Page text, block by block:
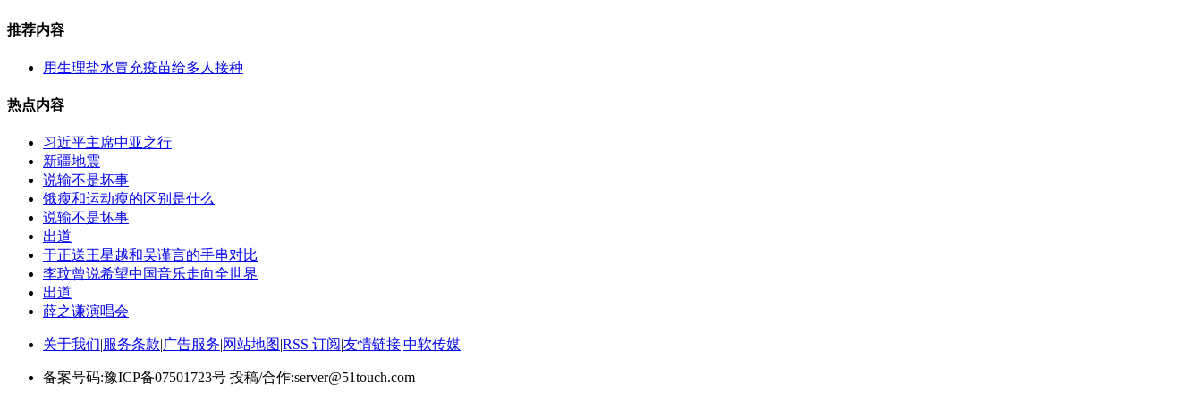
推荐内容
用生理盐水冒充疫苗给多人接种
热点内容
习近平主席中亚之行
新疆地震
说输不是坏事
饿瘦和运动瘦的区别是什么
说输不是坏事
出道
于正送王星越和吴谨言的手串对比
李玟曾说希望中国音乐走向全世界
出道
薛之谦演唱会
关于我们|服务条款|广告服务|网站地图|RSS 订阅|友情链接|中软传媒
备案号码:豫ICP备07501723号 投稿/合作:server@51touch.com